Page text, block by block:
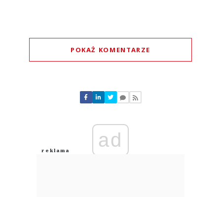
POKAŻ KOMENTARZE
Ja
29.07.2026 / 06:54
ad